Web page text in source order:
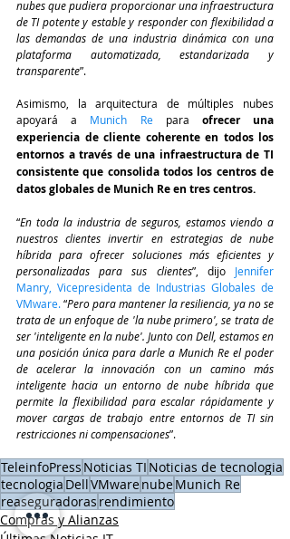
nubes que pudiera proporcionar una infraestructura
de TI potente y estable y responder con flexibilidad a
las demandas de una industria dinámica con una
plataforma automatizada, estandarizada y
transparente”.
Asimismo, la arquitectura de múltiples nubes
apoyará a Munich Re para ofrecer una
experiencia de cliente coherente en todos los
entornos a través de una infraestructura de TI
consistente que consolida todos los centros de
datos globales de Munich Re en tres centros.
“En toda la industria de seguros, estamos viendo a
nuestros clientes invertir en estrategias de nube
híbrida para ofrecer soluciones más eficientes y
personalizadas para sus clientes”, dijo Jennifer
Manry, Vicepresidenta de Industrias Globales de
VMware. “Pero para mantener la resiliencia, ya no se
trata de un enfoque de 'la nube primero', se trata de
ser 'inteligente en la nube'. Junto con Dell, estamos en
una posición única para darle a Munich Re el poder
de acelerar la innovación con un camino más
inteligente hacia un entorno de nube híbrida que
permite la flexibilidad para escalar rápidamente y
mover cargas de trabajo entre entornos de TI sin
restricciones ni compensaciones”.
TeleinfoPress Noticias TI Noticias de tecnologia
tecnologia DellVMwarenubeMunich Re
reaseguradoras rendimiento
Compras y Alianzas